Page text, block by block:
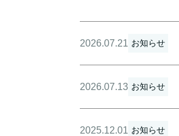
2026.07.21 お知らせ
2026.07.13 お知らせ
2025.12.01 お知らせ